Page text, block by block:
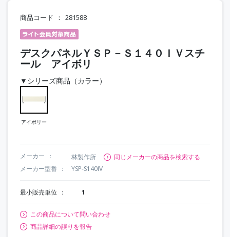
商品コード 281588
デスクパネルＹＳＰ－Ｓ１４０ＩＶスチ
ール アイボリ
▼シリーズ商品（カラー）
アイボリー
メーカー 林製作所
同じメーカーの商品を検索する
メーカー型番
YSP-S140IV
最小販売単位 1
この商品について問い合わせ
商品詳細の誤りを報告